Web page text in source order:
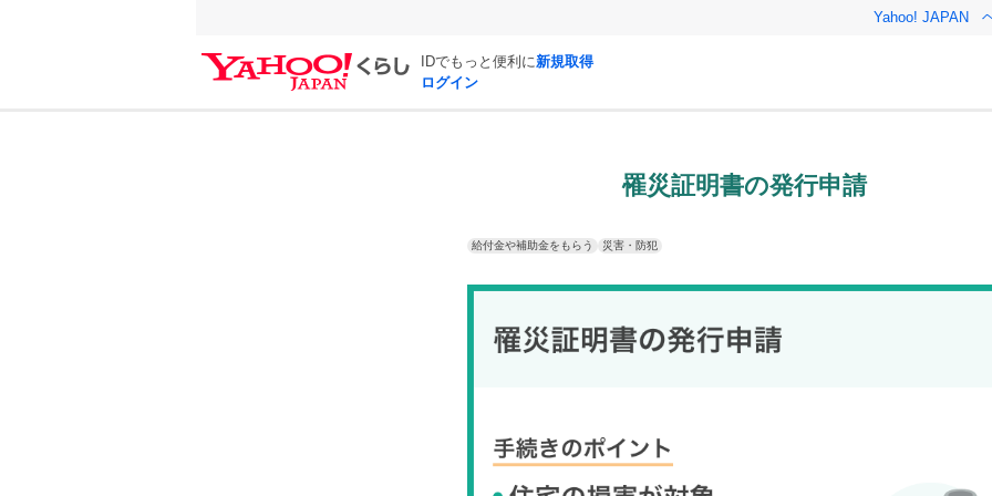
Yahoo! JAPAN
IDでもっと便利に新規取得
ログイン
罹災証明書の発行申請
給付金や補助金をもらう 災害・防犯